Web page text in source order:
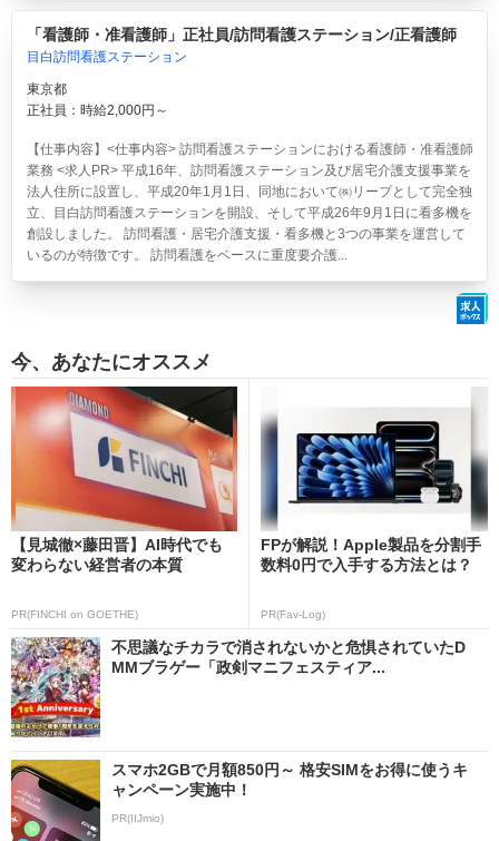
「看護師・准看護師」正社員/訪問看護ステーション/正看護師
目白訪問看護ステーション
東京都
正社員：時給2,000円～
【仕事内容】<仕事内容> 訪問看護ステーションにおける看護師・准看護師
業務 <求人PR> 平成16年、訪問看護ステーション及び居宅介護支援事業を
法人住所に設置し、平成20年1月1日、同地において㈱リープとして完全独
立、目白訪問看護ステーションを開設、そして平成26年9月1日に看多機を
創設しました。 訪問看護・居宅介護支援・看多機と3つの事業を運営して
いるのが特徴です。 訪問看護をベースに重度要介護...
今、あなたにオススメ
【見城徹×藤田晋】AI時代でも
変わらない経営者の本質
PR(FINCHI on GOETHE)
FPが解説！Apple製品を分割手
数料0円で入手する方法とは？
PR(Fav-Log)
不思議なチカラで消されないかと危惧されていたD
MMブラゲー「政剣マニフェスティア...
スマホ2GBで月額850円～ 格安SIMをお得に使うキ
ャンペーン実施中！
PR(IIJmio)